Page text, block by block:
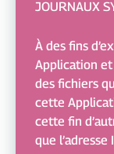
JOURNAUX
À des fins
Application
des fichiers
cette
cette fin
que l’adresse